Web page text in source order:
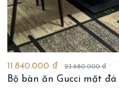
11.840.000 ₫ 23.680.000 ₫
Bộ bàn ăn Gucci mặt đá